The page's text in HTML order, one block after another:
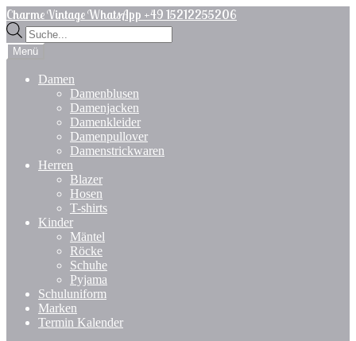
Zur
Navigation
springen
Zum
Inhalt
springen
Charme Vintage WhatsApp +49 15212255206
Products
search
Menü
Damen
Damenblusen
Damenjacken
Damenkleider
Damenpullover
Damenstrickwaren
Herren
Blazer
Hosen
T-shirts
Kinder
Mäntel
Röcke
Schuhe
Pyjama
Schuluniform
Marken
Termin Kalender